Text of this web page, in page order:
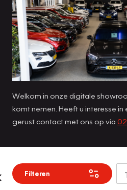
Welkom in onze digitale
komt nemen. Heeft u interesse
gerust contact met ons op via
Filteren